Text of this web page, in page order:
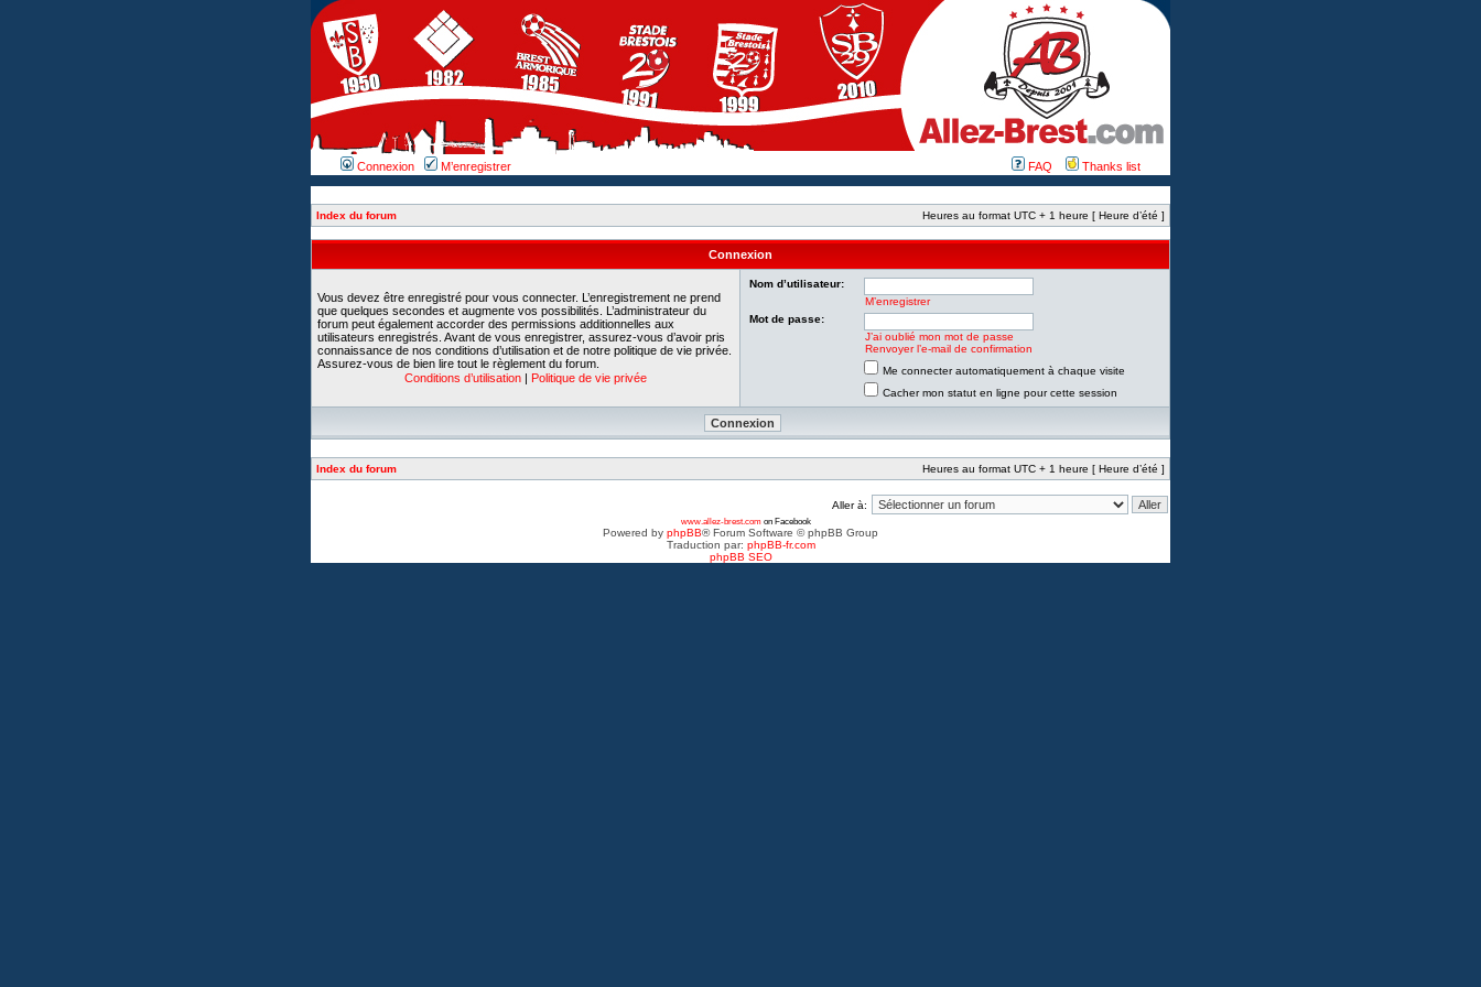
Connexion M’enregistrer FAQ Thanks list
Index du forum Heures au format UTC + 1 heure [ Heure d’été ]
Connexion
Vous devez être enregistré pour vous connecter. L’enregistrement ne prend
que quelques secondes et augmente vos possibilités. L’administrateur du
forum peut également accorder des permissions additionnelles aux
utilisateurs enregistrés. Avant de vous enregistrer, assurez-vous d’avoir pris
connaissance de nos conditions d’utilisation et de notre politique de vie privée.
Assurez-vous de bien lire tout le règlement du forum.
Conditions d’utilisation | Politique de vie privée
Nom d’utilisateur:
M’enregistrer
Mot de passe:
J’ai oublié mon mot de passe
Renvoyer l’e-mail de confirmation
Me connecter automatiquement à chaque visite
Cacher mon statut en ligne pour cette session
Index du forum Heures au format UTC + 1 heure [ Heure d’été ]
Aller à:
www.allez-brest.com on Facebook
Powered by phpBB® Forum Software © phpBB Group
Traduction par: phpBB-fr.com
phpBB SEO